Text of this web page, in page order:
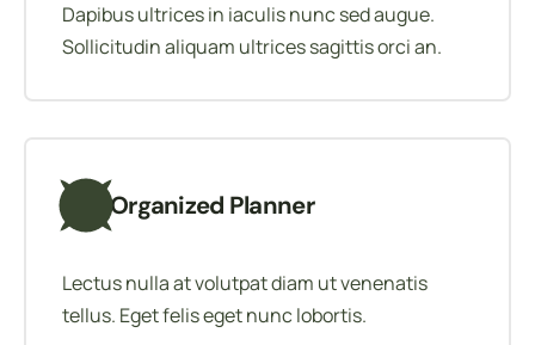
Dapibus ultrices in iaculis nunc sed augue.
Sollicitudin aliquam ultrices sagittis orci an.
Organized Planner
Lectus nulla at volutpat diam ut venenatis
tellus. Eget felis eget nunc lobortis.